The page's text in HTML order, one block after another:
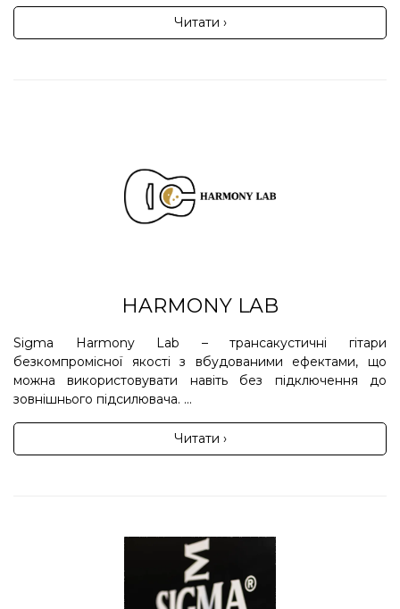
Читати ›
HARMONY LAB
Sigma Harmony Lab – трансакустичні гітари
безкомпромісної якості з вбудованими ефектами, що
можна використовувати навіть без підключення до
зовнішнього підсилювача. ...
Читати ›